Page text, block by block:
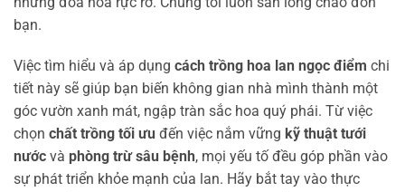
bạn.
Việc tìm hiểu và áp dụng cách trồng hoa lan ngọc điểm chi
tiết này sẽ giúp bạn biến không gian nhà mình thành một
góc vườn xanh mát, ngập tràn sắc hoa quý phái. Từ việc
chọn chất trồng tối ưu đến việc nắm vững kỹ thuật tưới
nước và phòng trừ sâu bệnh, mọi yếu tố đều góp phần vào
sự phát triển khỏe mạnh của lan. Hãy bắt tay vào thực